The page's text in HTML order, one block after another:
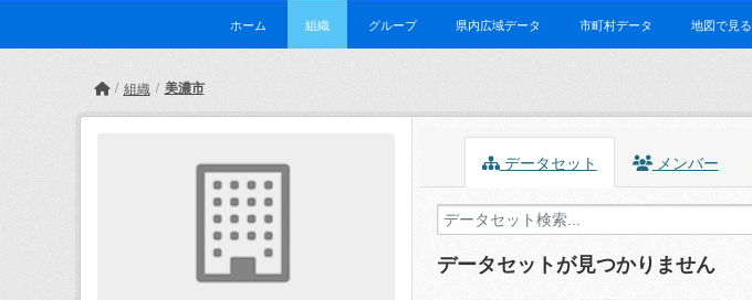
ホーム 組織 グループ 県内広域データ 市町村データ 地図で見る
組織 美濃市
データセット メンバー
データセットが見つかりません